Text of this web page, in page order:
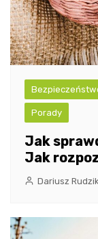
Porady
Jak
Jak
Dariusz Rudzik